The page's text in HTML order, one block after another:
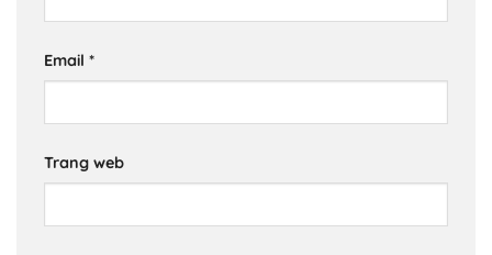
Email *
Trang web